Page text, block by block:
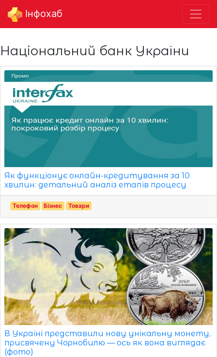
Інфохаб
Національний банк України
Як функціонує онлайн-кредитування за 10
хвилин: детальний аналіз етапів процесу
Телефон Бізнес Товари
В Україні представили нову унікальну монету,
присвячену Чорнобилю — ось як вона виглядає
(фото)